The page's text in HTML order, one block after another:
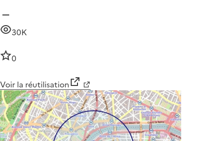
30K
0
Voir la réutilisation